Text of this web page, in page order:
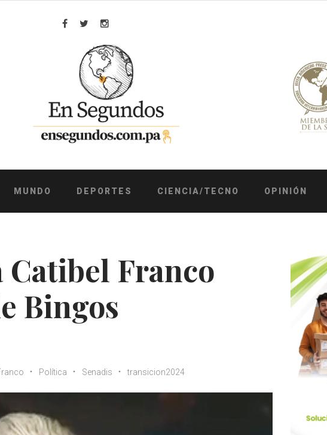
Facebook
TwitterInstagram
MUNDO DEPORTES CIENCIA/TECNO OPINIÓN
Franco
Bingos
Política Senadis transicion2024